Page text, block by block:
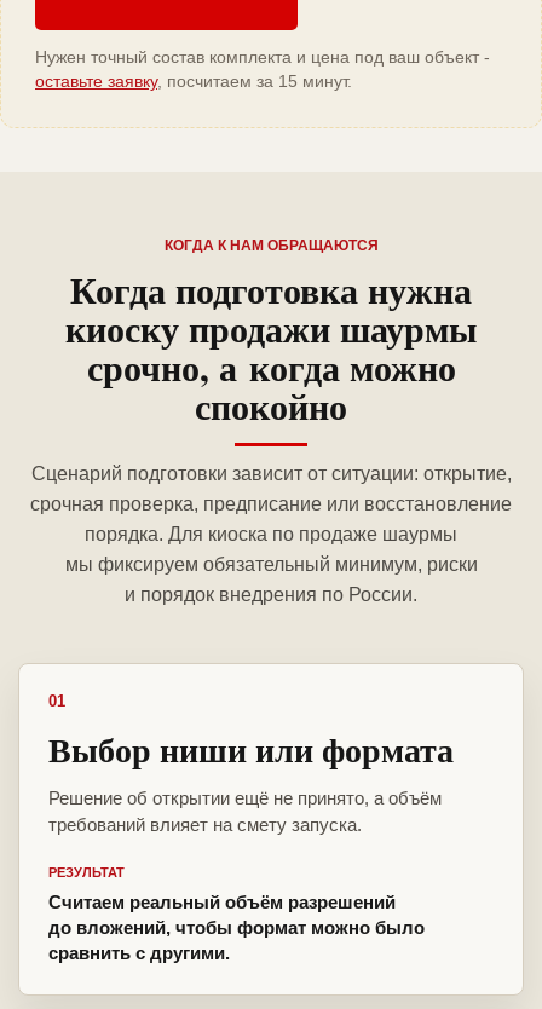
Нужен точный состав комплекта и цена под ваш объект -
оставьте заявку, посчитаем за 15 минут.
КОГДА К НАМ ОБРАЩАЮТСЯ
Когда подготовка нужна
киоску продажи шаурмы
срочно, а когда можно
спокойно
Сценарий подготовки зависит от ситуации: открытие,
срочная проверка, предписание или восстановление
порядка. Для киоска по продаже шаурмы
мы фиксируем обязательный минимум, риски
и порядок внедрения по России.
01
Выбор ниши или формата
Решение об открытии ещё не принято, а объём
требований влияет на смету запуска.
РЕЗУЛЬТАТ
Считаем реальный объём разрешений
до вложений, чтобы формат можно было
сравнить с другими.